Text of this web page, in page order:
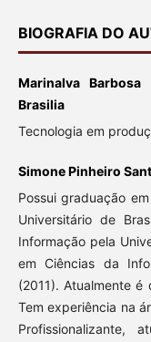
BIOGRAFIA DO
Marinalva
Brasilia
Tecnologia em
Simone Pinheiro
Possui graduação
Universitário de
Informação pela
em Ciências da
(2011). Atualmente
Tem experiência na
Profissionalizante,